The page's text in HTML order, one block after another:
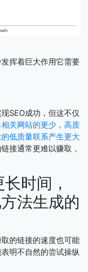
挥着巨大作用它需要
SEO成功，但这不仅
关网站的更少，高质
低质量联系产生更大
接通常更难以赚取，
时间，
法生成的
的链接的速度也可能
明不自然的尝试操纵